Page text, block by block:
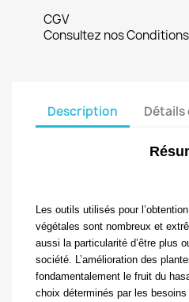
CGV
Consultez nos
Description
Les outils utilisés pour
végétales sont nombreux et
aussi la particularité d’être plus
société. L’amélioration des
fondamentalement le fruit du
choix déterminés par les